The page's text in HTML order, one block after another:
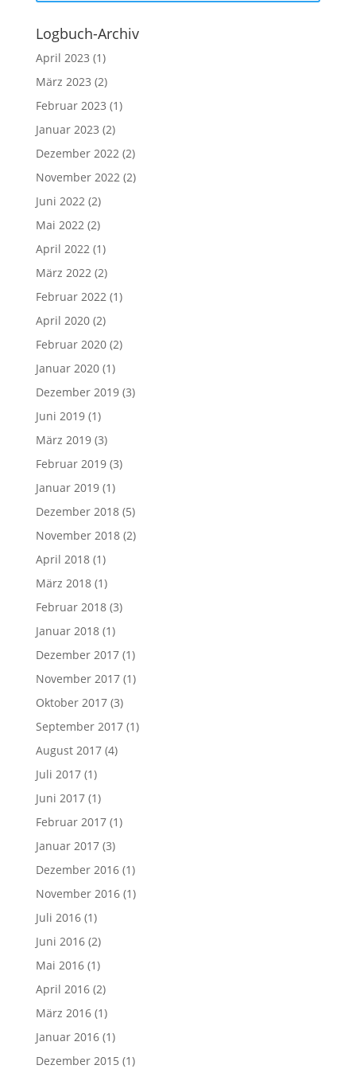
Logbuch-Archiv
April 2023 (1)
März 2023 (2)
Februar 2023 (1)
Januar 2023 (2)
Dezember 2022(2)
November 2022(2)
Juni 2022(2)
Mai 2022(2)
April 2022(1)
März 2022(2)
Februar 2022(1)
April 2020(2)
Februar 2020(2)
Januar 2020(1)
Dezember 2019(3)
Juni 2019(1)
März 2019(3)
Februar 2019(3)
Januar 2019(1)
Dezember 2018(5)
November 2018(2)
April 2018(1)
März 2018(1)
Februar 2018(3)
Januar 2018(1)
Dezember 2017(1)
November 2017(1)
Oktober 2017(3)
September 2017(1)
August 2017(4)
Juli 2017(1)
Juni 2017(1)
Februar 2017(1)
Januar 2017(3)
Dezember 2016(1)
November 2016(1)
Juli 2016(1)
Juni 2016(2)
Mai 2016(1)
April 2016(2)
März 2016(1)
Januar 2016(1)
Dezember 2015 (1)